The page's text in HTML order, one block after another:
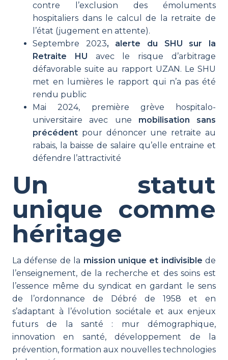
contre l’exclusion des émoluments
hospitaliers dans le calcul de la retraite de
l’état (jugement en attente).
Septembre 2023, alerte du SHU sur la
Retraite HU avec le risque d’arbitrage
défavorable suite au rapport UZAN. Le SHU
met en lumières le rapport qui n’a pas été
rendu public
Mai 2024, première grève hospitalo-
universitaire avec une mobilisation sans
précédent pour dénoncer une retraite au
rabais, la baisse de salaire qu’elle entraine et
défendre l’attractivité
Un statut
unique comme
héritage
La défense de la mission unique et indivisible de
l’enseignement, de la recherche et des soins est
l’essence même du syndicat en gardant le sens
de l’ordonnance de Débré de 1958 et en
s’adaptant à l’évolution sociétale et aux enjeux
futurs de la santé : mur démographique,
innovation en santé, développement de la
prévention, formation aux nouvelles technologies